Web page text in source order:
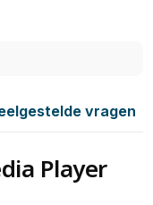
vragen
Player